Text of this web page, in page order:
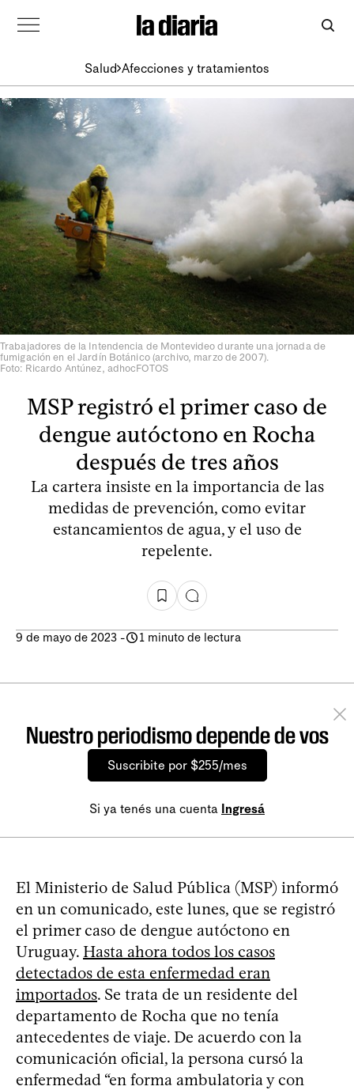
Salud Afecciones y tratamientos
Trabajadores de la Intendencia de Montevideo durante una jornada de
fumigación en el Jardín Botánico (archivo, marzo de 2007).
Foto: Ricardo Antúnez, adhocFOTOS
MSP registró el primer caso de
dengue autóctono en Rocha
después de tres años
La cartera insiste en la importancia de las
medidas de prevención, como evitar
estancamientos de agua, y el uso de
repelente.
9 de mayo de 2023 - 1 minuto de lectura
Nuestro periodismo depende de vos
Suscribite por $255/mes
Si ya tenés una cuenta Ingresá
El Ministerio de Salud Pública (MSP) informó
en un comunicado, este lunes, que se registró
el primer caso de dengue autóctono en
Uruguay. Hasta ahora todos los casos
detectados de esta enfermedad eran
importados. Se trata de un residente del
departamento de Rocha que no tenía
antecedentes de viaje. De acuerdo con la
comunicación oficial, la persona cursó la
enfermedad “en forma ambulatoria y con